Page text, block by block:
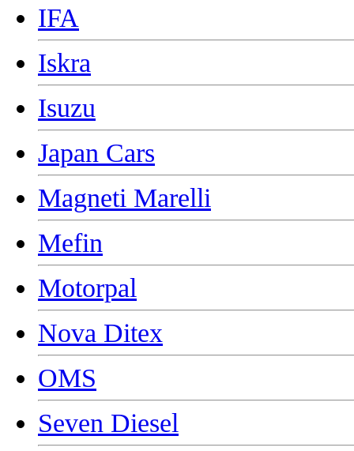
IFA
Iskra
Isuzu
Japan Cars
Magneti Marelli
Mefin
Motorpal
Nova Ditex
OMS
Seven Diesel